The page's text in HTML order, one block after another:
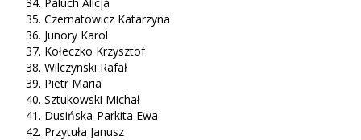
Czernatowicz Katarzyna
Junory Karol
Kołeczko Krzysztof
Wilczynski Rafał
Pietr Maria
Sztukowski Michał
Dusińska-Parkita Ewa
Przytuła Janusz